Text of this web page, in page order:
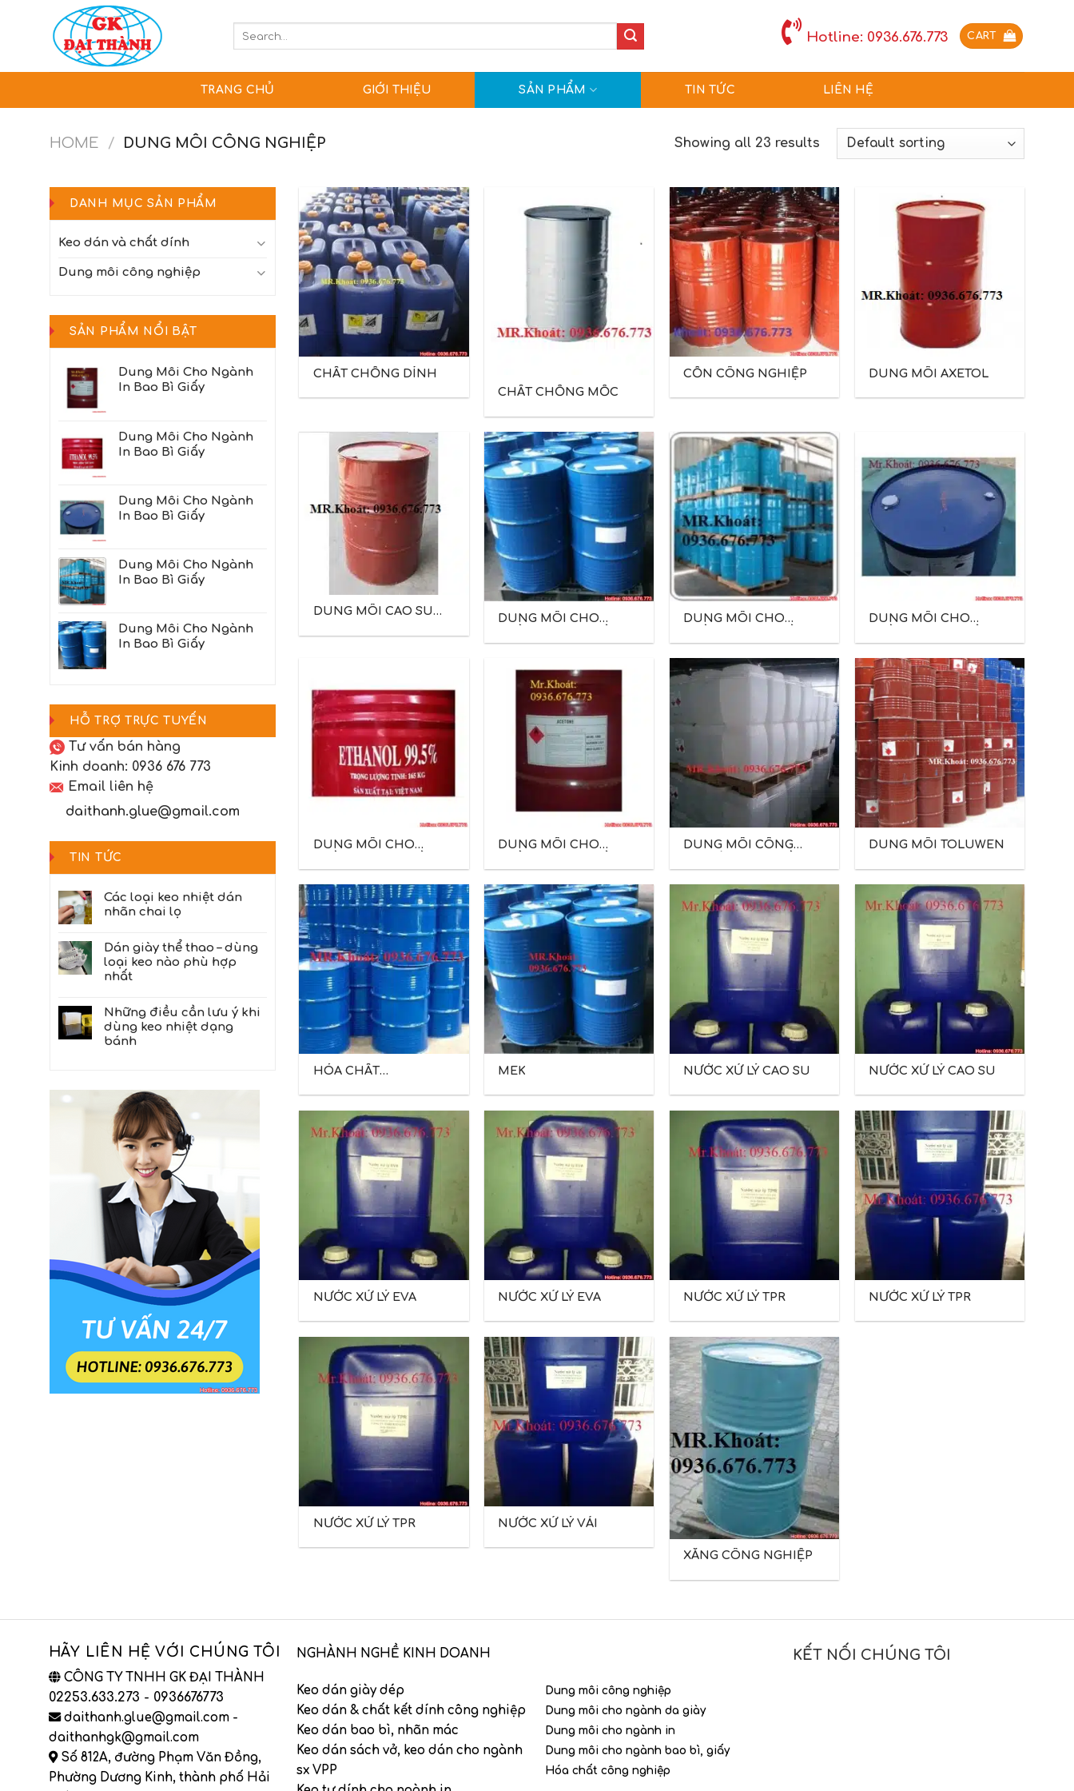
Hotline: 0936.676.773 CART
TRANG CHỦ GIỚI THIỆU SẢN PHẨM TIN TỨC LIÊN HỆ
HOME / DUNG MÔI CÔNG NGHIỆP Showing all 23 results
DANH MỤC SẢN PHẨM
Keo dán và chất dính
Dung môi công nghiệp
SẢN PHẨM NỔI BẬT
Dung Môi Cho Ngành
In Bao Bì Giấy
Dung Môi Cho Ngành
In Bao Bì Giấy
Dung Môi Cho Ngành
In Bao Bì Giấy
Dung Môi Cho Ngành
In Bao Bì Giấy
Dung Môi Cho Ngành
In Bao Bì Giấy
HỖ TRỢ TRỰC TUYẾN
Tư vấn bán hàng
Kinh doanh: 0936 676 773
Email liên hệ
daithanh.glue@gmail.com
TIN TỨC
Các loại keo nhiệt dán
nhãn chai lọ
Dán giày thể thao – dùng
loại keo nào phù hợp
nhất
Những điều cần lưu ý khi
dùng keo nhiệt dạng
bánh
CHẤT CHỐNG DÍNH
CHẤT CHỐNG MỐC
CỒN CÔNG NGHIỆP DUNG MÔI AXETOL
DUNG MÔI CAO SU
DUNG MÔI CHO
GIẤY
DUNG MÔI CHO
GIẤY
DUNG MÔI CHO
GIẤY
DUNG MÔI CHO
GIẤY
DUNG MÔI CHO
GIẤY
DUNG MÔI CÔNG
DA GIẦY
DUNG MÔI TOLUWEN
HÓA CHẤT
CHOLORIDE (MC)
MEK NƯỚC XỬ LÝ CAO SU NƯỚC XỬ LÝ CAO SU
NƯỚC XỬ LÝ EVA NƯỚC XỬ LÝ EVA NƯỚC XỬ LÝ TPR NƯỚC XỬ LÝ TPR
NƯỚC XỬ LÝ TPR NƯỚC XỬ LÝ VẢI
XĂNG CÔNG NGHIỆP
HÃY LIÊN HỆ VỚI CHÚNG TÔI
CÔNG TY TNHH GK ĐẠI THÀNH
02253.633.273 - 0936676773
daithanh.glue@gmail.com -
daithanhgk@gmail.com
Số 812A, đường Phạm Văn Đồng,
Phường Dương Kinh, thành phố Hải
NGHÀNH NGHỀ KINH DOANH
Keo dán giày dép
Keo dán & chất kết dính công nghiệp
Keo dán bao bì, nhãn mác
Keo dán sách vở, keo dán cho ngành
sx VPP
Dung môi công nghiệp
Dung môi cho ngành da giày
Dung môi cho ngành in
Dung môi cho ngành bao bì, giấy
Hóa chất công nghiệp
KẾT NỐI CHÚNG TÔI